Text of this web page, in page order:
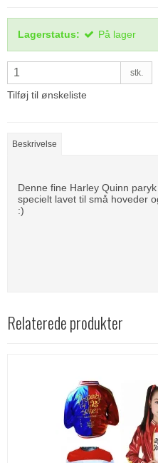
Lagerstatus: På lager
stk.
Tilføj til ønskeliste
Beskrivelse
Denne fine Harley Quinn
specielt lavet til små hoveder
:)
Relaterede produkter